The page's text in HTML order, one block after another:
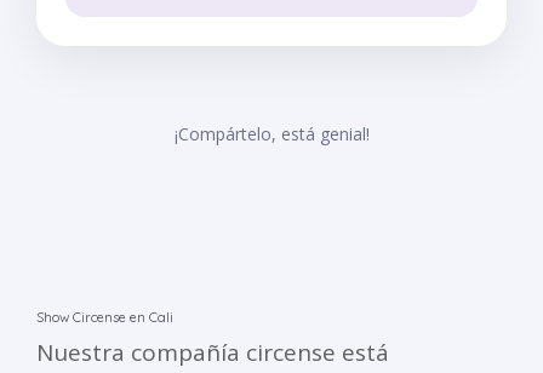
¡Compártelo, está genial!
Show Circense en Cali
Nuestra compañía circense está